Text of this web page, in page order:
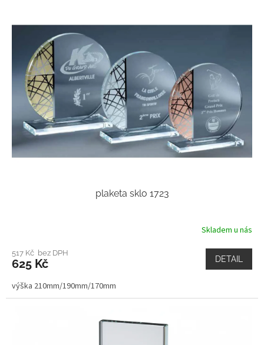
plaketa sklo 1723
Skladem u nás
517 Kč bez DPH
625 Kč DETAIL
výška 210mm/190mm/170mm